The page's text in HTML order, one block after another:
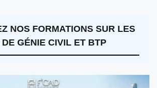
NOS FORMATIONS SUR LES
GÉNIE CIVIL ET BTP